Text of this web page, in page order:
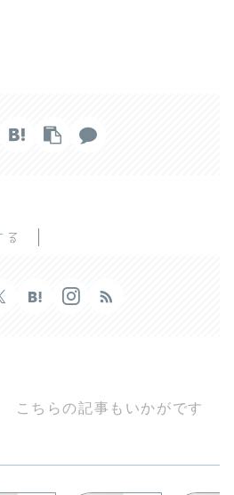
こちらの記事もいかがです